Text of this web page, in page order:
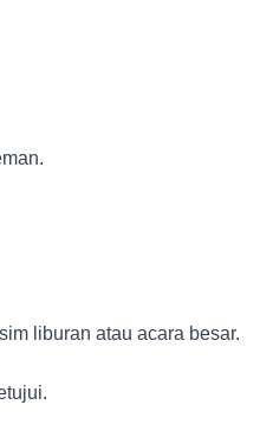
liburan atau acara besar.